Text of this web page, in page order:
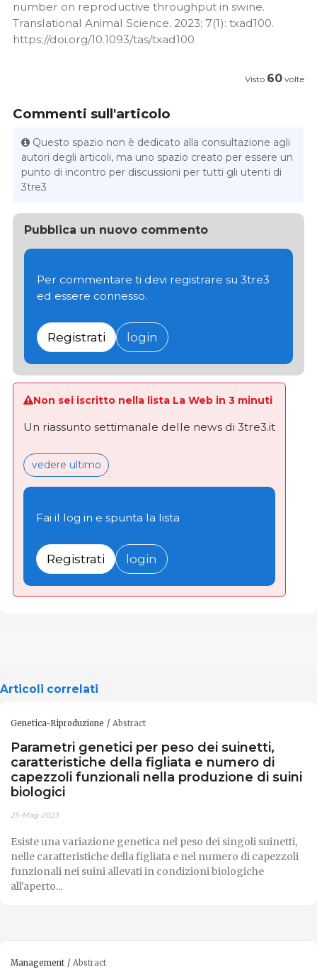
number on reproductive throughput in swine.
Translational Animal Science. 2023; 7(1): txad100.
https://doi.org/10.1093/tas/txad100
Visto 60 volte
Commenti sull'articolo
Questo spazio non è dedicato alla consultazione agli
autori degli articoli, ma uno spazio creato per essere un
punto di incontro per discussioni per tutti gli utenti di
3tre3
Pubblica un nuovo commento
Per commentare ti devi registrare su 3tre3
ed essere connesso.
Registrati login
Non sei iscritto nella lista La Web in 3 minuti
Un riassunto settimanale delle news di 3tre3.it
vedere ultimo
Fai il log in e spunta la lista
Registrati login
Articoli correlati
Genetica-Riproduzione Abstract
Parametri genetici per peso dei suinetti,
caratteristiche della figliata e numero di
capezzoli funzionali nella produzione di suini
biologici
25-Mag-2023
Esiste una variazione genetica nel peso dei singoli suinetti,
nelle caratteristiche della figliata e nel numero di capezzoli
funzionali nei suini allevati in condizioni biologiche
all'aperto...
Management Abstract